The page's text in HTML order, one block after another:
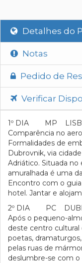
Detalhes do
Notas
Pedido de
Verificar
1º DIA MP
Comparência no
Formalidades de
Dubrovnik, via
Adriático. Situada no
amuralhada é uma
Encontro com o
hotel. Jantar e
2º DIA PC
Após o pequeno-
deste centro
poetas,
pelas ruas de
deslumbre-se com